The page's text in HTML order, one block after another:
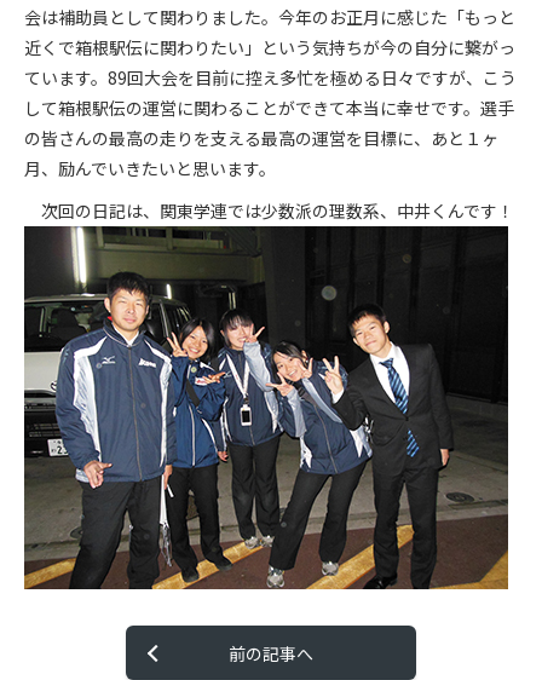
会は補助員として関わりました。今年のお正月に感じた「もっと
近くで箱根駅伝に関わりたい」という気持ちが今の自分に繋がっ
ています。89回大会を目前に控え多忙を極める日々ですが、こう
して箱根駅伝の運営に関わることができて本当に幸せです。選手
の皆さんの最高の走りを支える最高の運営を目標に、あと１ヶ
月、励んでいきたいと思います。
次回の日記は、関東学連では少数派の理数系、中井くんです！
前の記事へ